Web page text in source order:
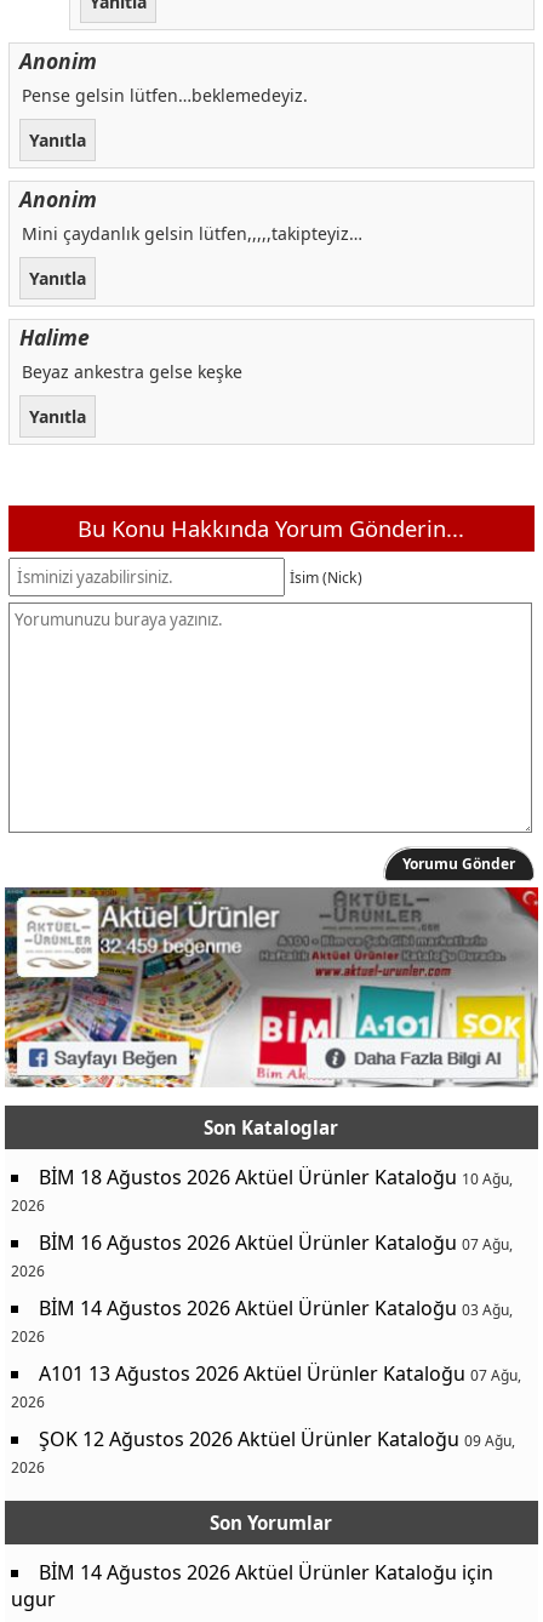
Anonim
Pense gelsin lütfen…beklemedeyiz.
Yanıtla
Anonim
Mini çaydanlık gelsin lütfen,,,,,takipteyiz…
Yanıtla
Halime
Beyaz ankestra gelse keşke
Yanıtla
Bu Konu Hakkında Yorum Gönderin...
İsim (Nick)
Yorumu Gönder
Son Kataloglar
BİM 18 Ağustos 2026 Aktüel Ürünler Kataloğu 10 Ağu,
2026
BİM 16 Ağustos 2026 Aktüel Ürünler Kataloğu 07 Ağu,
2026
BİM 14 Ağustos 2026 Aktüel Ürünler Kataloğu 03 Ağu,
2026
A101 13 Ağustos 2026 Aktüel Ürünler Kataloğu 07 Ağu,
2026
ŞOK 12 Ağustos 2026 Aktüel Ürünler Kataloğu 09 Ağu,
2026
Son Yorumlar
BİM 14 Ağustos 2026 Aktüel Ürünler Kataloğu için
ugur